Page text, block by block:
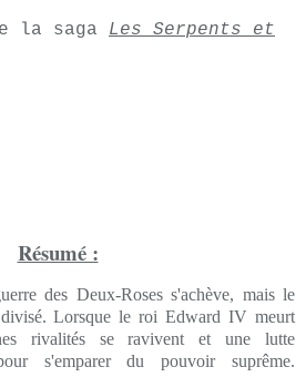
la saga Les Serpents et
Résumé :
des Deux-Roses s'achève, mais le
Lorsque le roi Edward IV meurt
rivalités se ravivent et une lutte
s'emparer du pouvoir suprême.